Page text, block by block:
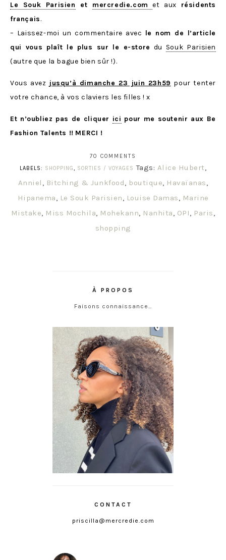
Le Souk Parisien et mercredie.com et aux résidents
français.
– Laissez-moi un commentaire avec le nom de l’article
qui vous plaît le plus sur le e-store du Souk Parisien
(autre que la bague bien sûr !).
Vous avez jusqu’à dimanche 23 juin 23h59 pour tenter
votre chance, à vos claviers les filles ! x
Et n’oubliez pas de cliquer ici pour me soutenir aux Be
Fashion Talents !! MERCI !
70 COMMENTS
LABELS: SHOPPING, SORTIES / VOYAGES Tags: Alice Hubert,
Anniel , Bitching & Junkfood, boutique, Havaïanas,
Hipanema, Le Souk Parisien, Louise Damas, Marine
Mistake, Miss Mochila, Mohekann, Nanhita, OPI, Paris,
shopping
À PROPOS
Faisons connaissance…
CONTACT
priscilla@mercredie.com